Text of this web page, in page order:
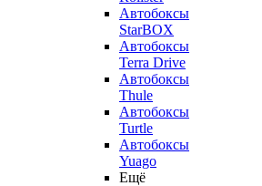
Автобоксы
StarBOX
Автобоксы
Terra Drive
Автобоксы
Thule
Автобоксы
Turtle
Автобоксы
Yuago
Ещё